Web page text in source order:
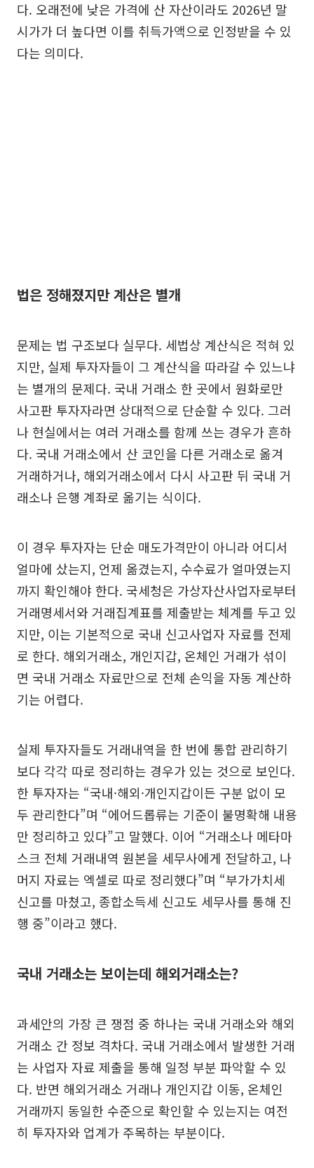
다. 오래전에 낮은 가격에 산 자산이라도 2026년 말
시가가 더 높다면 이를 취득가액으로 인정받을 수 있
다는 의미다.
법은 정해졌지만 계산은 별개
문제는 법 구조보다 실무다. 세법상 계산식은 적혀 있
지만, 실제 투자자들이 그 계산식을 따라갈 수 있느냐
는 별개의 문제다. 국내 거래소 한 곳에서 원화로만
사고판 투자자라면 상대적으로 단순할 수 있다. 그러
나 현실에서는 여러 거래소를 함께 쓰는 경우가 흔하
다. 국내 거래소에서 산 코인을 다른 거래소로 옮겨
거래하거나, 해외거래소에서 다시 사고판 뒤 국내 거
래소나 은행 계좌로 옮기는 식이다.
이 경우 투자자는 단순 매도가격만이 아니라 어디서
얼마에 샀는지, 언제 옮겼는지, 수수료가 얼마였는지
까지 확인해야 한다. 국세청은 가상자산사업자로부터
거래명세서와 거래집계표를 제출받는 체계를 두고 있
지만, 이는 기본적으로 국내 신고사업자 자료를 전제
로 한다. 해외거래소, 개인지갑, 온체인 거래가 섞이
면 국내 거래소 자료만으로 전체 손익을 자동 계산하
기는 어렵다.
실제 투자자들도 거래내역을 한 번에 통합 관리하기
보다 각각 따로 정리하는 경우가 있는 것으로 보인다.
한 투자자는 “국내·해외·개인지갑이든 구분 없이 모
두 관리한다”며 “에어드롭류는 기준이 불명확해 내용
만 정리하고 있다”고 말했다. 이어 “거래소나 메타마
스크 전체 거래내역 원본을 세무사에게 전달하고, 나
머지 자료는 엑셀로 따로 정리했다”며 “부가가치세
신고를 마쳤고, 종합소득세 신고도 세무사를 통해 진
행 중”이라고 했다.
국내 거래소는 보이는데 해외거래소는?
과세안의 가장 큰 쟁점 중 하나는 국내 거래소와 해외
거래소 간 정보 격차다. 국내 거래소에서 발생한 거래
는 사업자 자료 제출을 통해 일정 부분 파악할 수 있
다. 반면 해외거래소 거래나 개인지갑 이동, 온체인
거래까지 동일한 수준으로 확인할 수 있는지는 여전
히 투자자와 업계가 주목하는 부분이다.